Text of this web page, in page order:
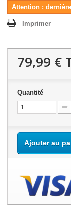
Attention :
Imprimer
79,99 €
Quantité
Ajouter au